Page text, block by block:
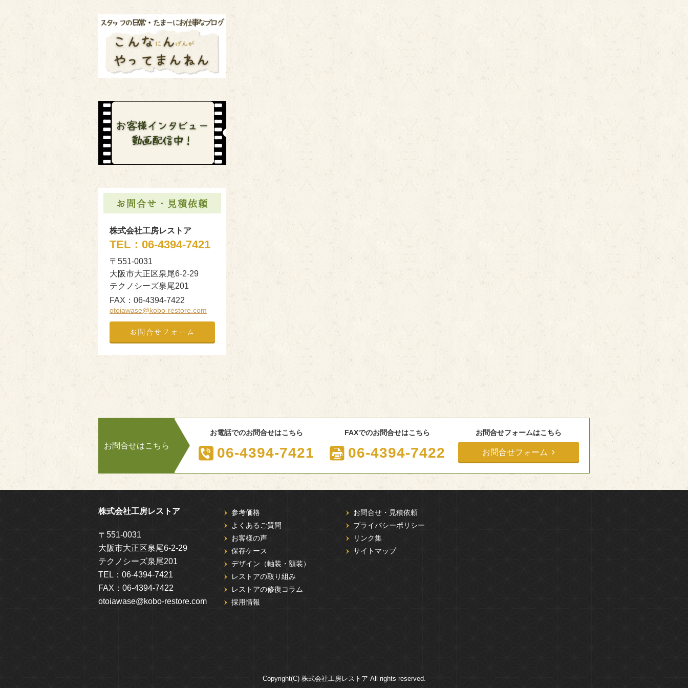
お問合せ・見積依頼
株式会社工房レストア
TEL： 06-4394-7421
〒551-0031
大阪市大正区泉尾6-2-29
テクノシーズ泉尾201
FAX： 06-4394-7422
otoiawase@kobo-restore.com
お問合せフォーム
お問合せはこちら
お電話でのお問合せはこちら
06-4394-7421
FAXでのお問合せはこちら
06-4394-7422
お問合せフォームはこちら
お問合せフォーム
株式会社工房レストア
〒551-0031
大阪市大正区泉尾6-2-29
テクノシーズ泉尾201
TEL： 06-4394-7421
FAX： 06-4394-7422
otoiawase@kobo-restore.com
参考価格
よくあるご質問
お客様の声
保存ケース
デザイン（軸装・額装）
レストアの取り組み
レストアの修復コラム
採用情報
お問合せ・見積依頼
プライバシーポリシー
リンク集
サイトマップ
Copyright(C) 株式会社工房レストア All rights reserved.